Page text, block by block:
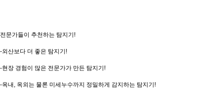
전문가들이 추천하는 탐지기!
-외산보다 더 좋은 탐지기!
-현장 경험이 많은 전문가가 만든 탐지기!
-옥내 옥외는 물론 미세누수까지 정밀하게 감지하는 탐지기!